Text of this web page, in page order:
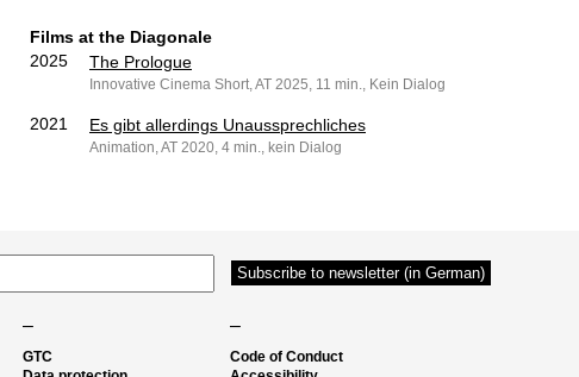
Films at the Diagonale
2025
The Prologue
Innovative Cinema Short, AT 2025, 11 min., Kein Dialog
2021 Es gibt allerdings Unaussprechliches
Animation, AT 2020, 4 min., kein Dialog
– –
GTC
Code of Conduct